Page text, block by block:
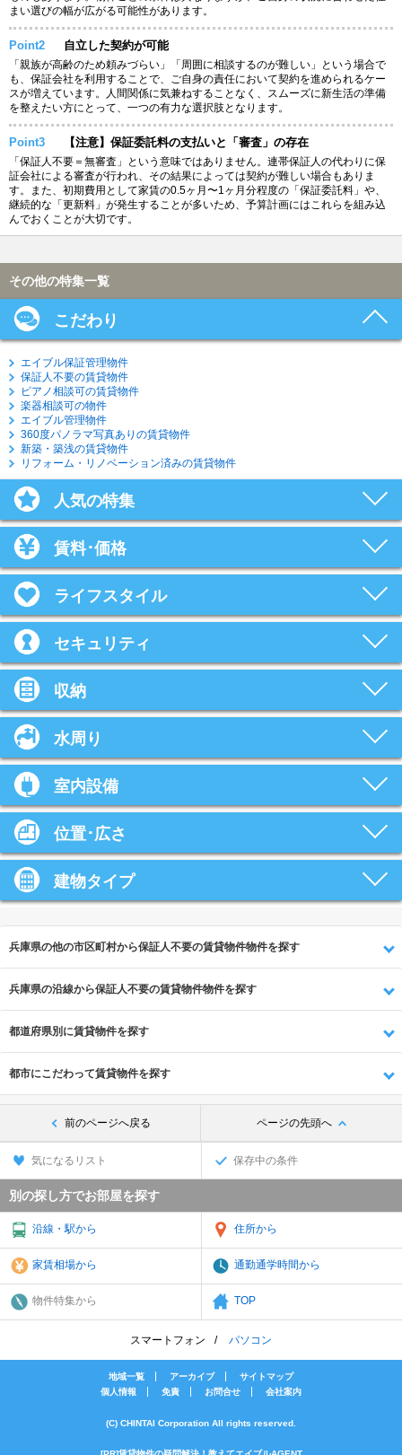
まい選びの幅が広がる可能性があります。
Point2 自立した契約が可能
「親族が高齢のため頼みづらい」「周囲に相談するのが難しい」という場合で
も、保証会社を利用することで、ご自身の責任において契約を進められるケー
スが増えています。人間関係に気兼ねすることなく、スムーズに新生活の準備
を整えたい方にとって、一つの有力な選択肢となります。
Point3 【注意】保証委託料の支払いと「審査」の存在
「保証人不要＝無審査」という意味ではありません。連帯保証人の代わりに保
証会社による審査が行われ、その結果によっては契約が難しい場合もありま
す。また、初期費用として家賃の0.5ヶ月〜1ヶ月分程度の「保証委託料」や、
継続的な「更新料」が発生することが多いため、予算計画にはこれらを組み込
んでおくことが大切です。
その他の特集一覧
こだわり
エイブル保証管理物件
保証人不要の賃貸物件
ピアノ相談可の賃貸物件
楽器相談可の物件
エイブル管理物件
360度パノラマ写真ありの賃貸物件
新築・築浅の賃貸物件
リフォーム・リノベーション済みの賃貸物件
人気の特集
賃料･価格
ライフスタイル
セキュリティ
収納
水周り
室内設備
位置･広さ
建物タイプ
兵庫県の他の市区町村から保証人不要の賃貸物件物件を探す
兵庫県の沿線から保証人不要の賃貸物件物件を探す
都道府県別に賃貸物件を探す
都市にこだわって賃貸物件を探す
前のページへ戻る ページの先頭へ
気になるリスト 保存中の条件
別の探し方でお部屋を探す
沿線・駅から 住所から
家賃相場から 通勤通学時間から
物件特集から TOP
スマートフォン パソコン
地域一覧 アーカイブ
サイトマップ
個人情報
免責 お問合せ 会社案内
(C) CHINTAI Corporation All rights reserved.